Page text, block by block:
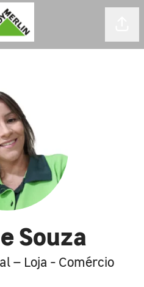
Souza
– Loja - Comércio